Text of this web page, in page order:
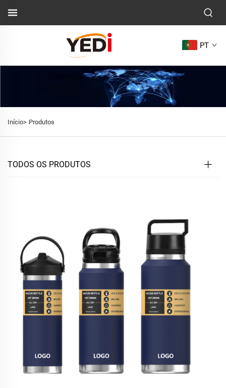
PT
Início> Produtos
TODOS OS PRODUTOS